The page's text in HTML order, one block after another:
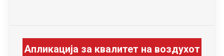
Апликација за квалитет на воздухот